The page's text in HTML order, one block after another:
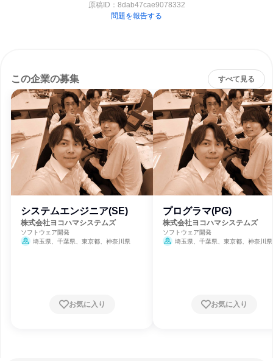
原稿ID： 8dab47cae9078332
問題を報告する
この企業の募集 すべて見る
システムエンジニア(SE)
株式会社ヨコハマシステムズ
ソフトウェア開発
埼玉県、千葉県、東京都、神奈川県
お気に入り
プログラマ(PG)
株式会社ヨコハマシステムズ
ソフトウェア開発
埼玉県、千葉県、東京都、神奈川県
お気に入り